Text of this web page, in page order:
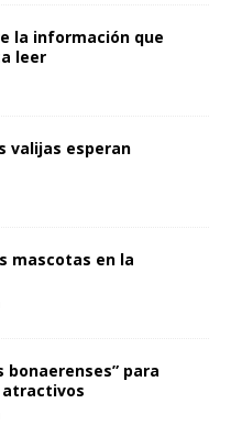
la información que
leer
valijas esperan
mascotas en la
bonaerenses” para
atractivos